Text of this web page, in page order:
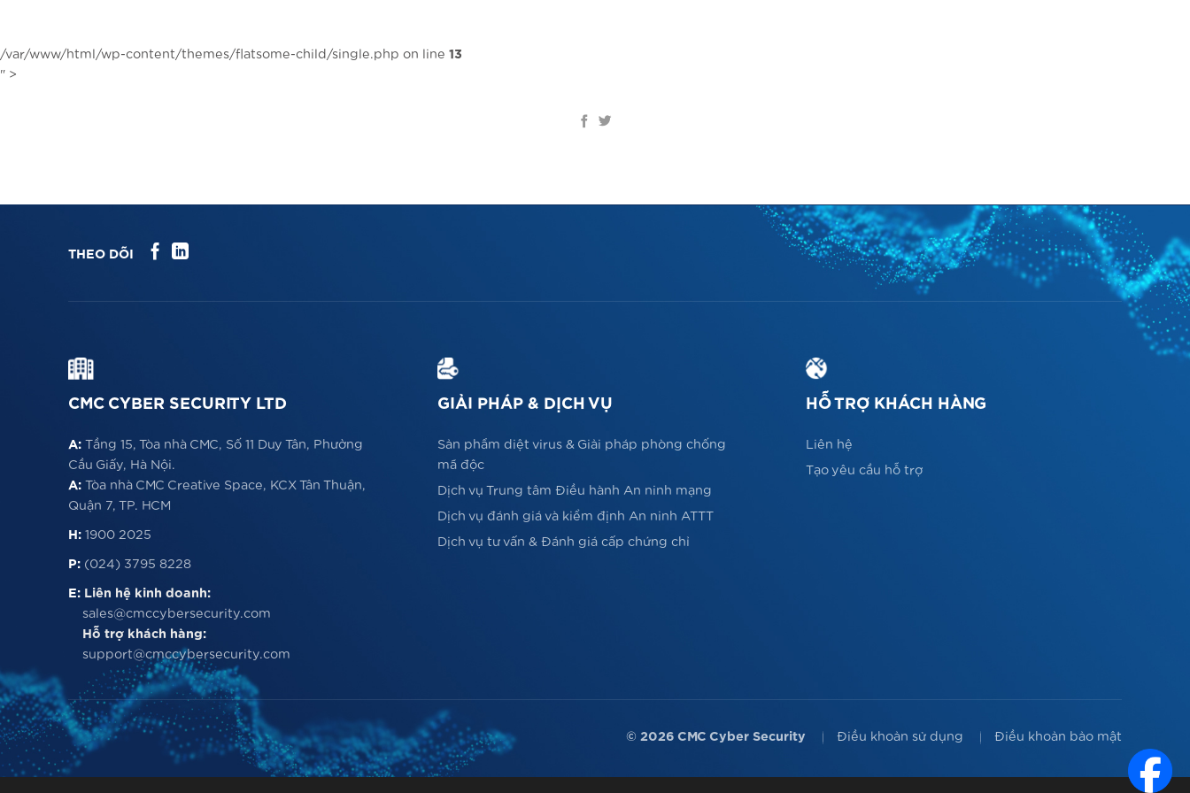
nội
dung
/var/www/html/wp-content/themes/flatsome-child/single.php on line 13
" >
THEO DÕI
CMC CYBER SECURITY LTD
A: Tầng 15, Tòa nhà CMC, Số 11 Duy Tân, Phường
Cầu Giấy, Hà Nội.
A: Tòa nhà CMC Creative Space, KCX Tân Thuận,
Quận 7, TP. HCM
H: 1900 2025
P: (024) 3795 8228
E: Liên hệ kinh doanh:
sales@cmccybersecurity.com
Hỗ trợ khách hàng:
support@cmccybersecurity.com
GIẢI PHÁP & DỊCH VỤ
Sản phẩm diệt virus & Giải pháp phòng chống
mã độc
Dịch vụ Trung tâm Điều hành An ninh mạng
Dịch vụ đánh giá và kiểm định An ninh ATTT
Dịch vụ tư vấn & Đánh giá cấp chứng chỉ
HỖ TRỢ KHÁCH HÀNG
Liên hệ
Tạo yêu cầu hỗ trợ
© 2026 CMC Cyber Security Điều khoản sử dụng Điều khoản bảo mật